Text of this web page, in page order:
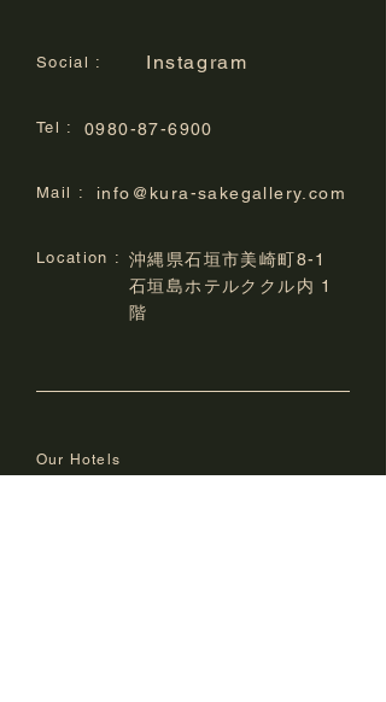
Social : Instagram
Tel : 0980-87-6900
Mail : info@kura-sakegallery.com
Location : 沖縄県石垣市美崎町8-1
石垣島ホテルククル内 1
階
Our Hotels